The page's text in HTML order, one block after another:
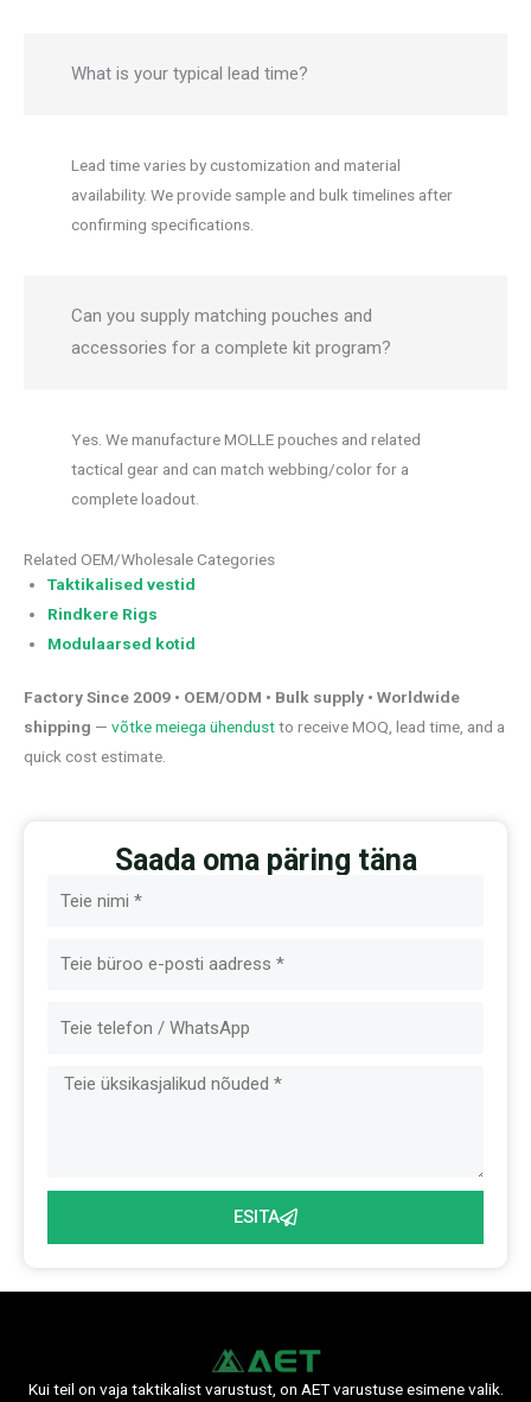
What is your typical lead time?
Lead time varies by customization and material
availability. We provide sample and bulk timelines after
confirming specifications.
Can you supply matching pouches and
accessories for a complete kit program?
Yes. We manufacture MOLLE pouches and related
tactical gear and can match webbing/color for a
complete loadout.
Related OEM/Wholesale Categories
Taktikalised vestid
Rindkere Rigs
Modulaarsed kotid
Factory Since 2009 • OEM/ODM • Bulk supply • Worldwide
shipping — võtke meiega ühendustto receive MOQ, lead time, and a
quick cost estimate.
Saada oma päring täna
ESITA
Kui teil on vaja taktikalist varustust, on AET varustuse esimene valik.